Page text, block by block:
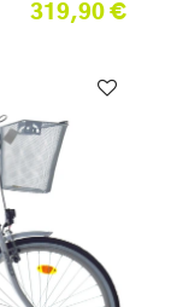
319,90 €